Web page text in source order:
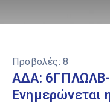
Προβολές: 8
ΑΔΑ:
Ενημερώνεται